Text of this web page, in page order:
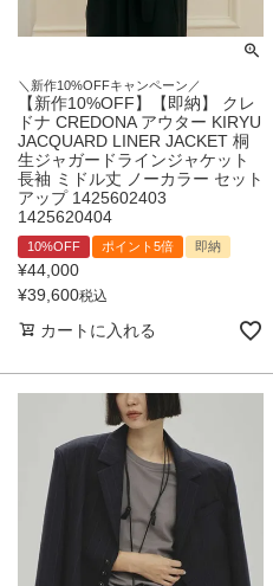
＼新作10%OFFキャンペーン／
【新作10%OFF】【即納】 クレ
ドナ CREDONA アウター KIRYU
JACQUARD LINER JACKET 桐
生ジャガードラインジャケット
長袖 ミドル丈 ノーカラー セット
アップ 1425602403
1425620404
10%OFF ポイント5倍 即納
¥44,000
¥39,600税込
カートに入れる